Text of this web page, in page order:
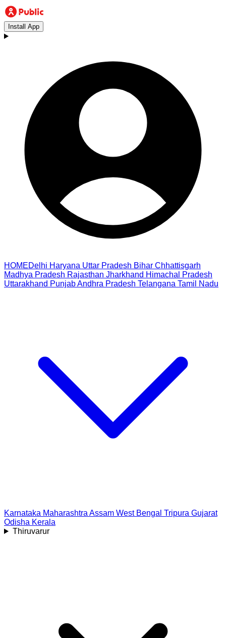
Install App
HOMEDelhi Haryana Uttar Pradesh Bihar Chhattisgarh
Madhya Pradesh Rajasthan Jharkhand Himachal Pradesh
Uttarakhand PunjabAndhra Pradesh Telangana Tamil Nadu
Karnataka Maharashtra Assam West Bengal Tripura Gujarat
Odisha Kerala
Thiruvarur